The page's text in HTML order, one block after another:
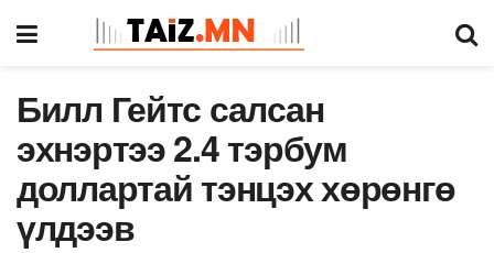
Билл Гейтс салсан
эхнэртээ 2.4 тэрбум
доллартай тэнцэх хөрөнгө
үлдээв